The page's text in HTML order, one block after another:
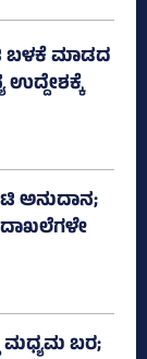
ಬಳಕೆ ಮಾಡದ
ಅನುದಾನ;
ಮಧ್ಯಮ ಬರ;